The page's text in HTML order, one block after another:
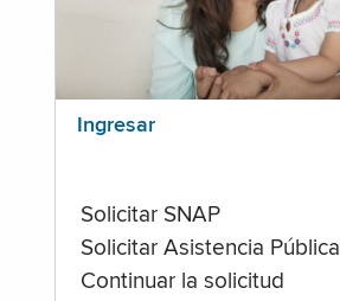
Ingresar
Solicitar SNAP
Solicitar Asistencia Pública
Continuar la solicitud